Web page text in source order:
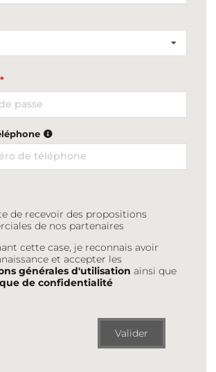
de recevoir des propositions
de nos partenaires
cette case, je reconnais avoir
et accepter les
générales d'utilisation ainsi que
de confidentialité
Valider